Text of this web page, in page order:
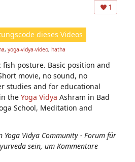
ns
ic
1
dieses Videos
, yoga-vidya-video, hatha
fish posture. Basic position and
movie, no sound, no
studies and for educational
the Yoga Vidya Ashram in Bad
School, Meditation and
Yoga Vidya Community - Forum für
sein, um Kommentare